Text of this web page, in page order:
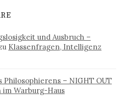
und Ausbruch –
Klassenfragen, Intelligenz
Philosophierens – NIGHT OUT
im Warburg-Haus